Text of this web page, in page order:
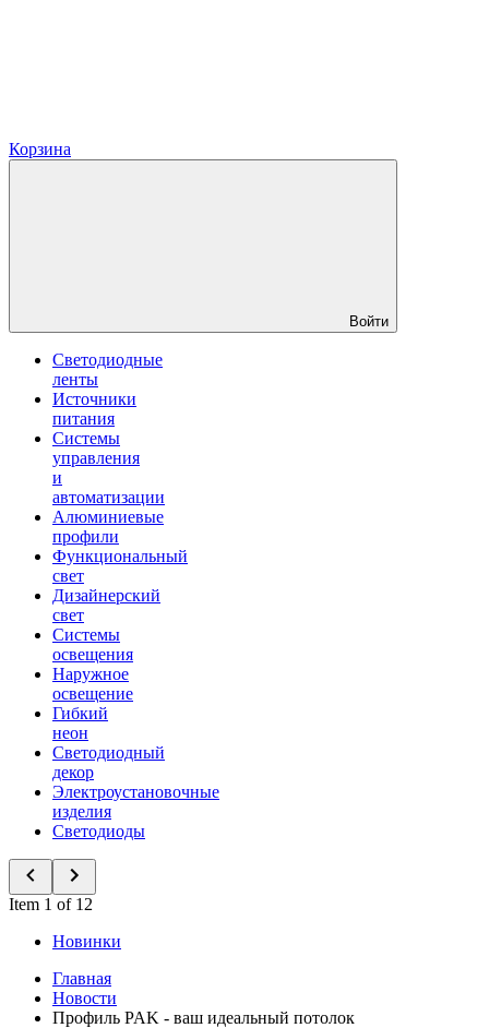
Корзина
Войти
Светодиодные
ленты
Источники
питания
Системы
управления
и
автоматизации
Алюминиевые
профили
Функциональный
свет
Дизайнерский
свет
Системы
освещения
Наружное
освещение
Гибкий
неон
Светодиодный
декор
Электроустановочные
изделия
Светодиоды
Item 1 of 12
Новинки
Главная
Новости
Профиль PAK - ваш идеальный потолок